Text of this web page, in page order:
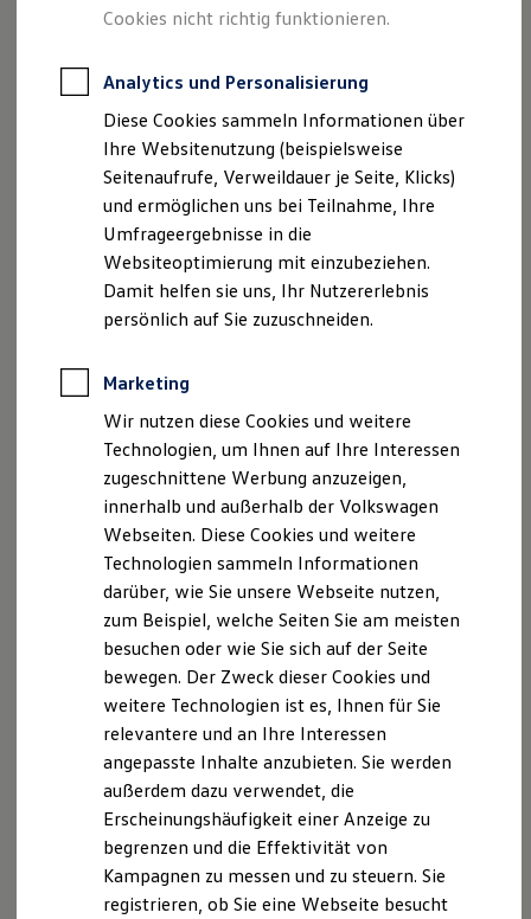
Garantien
Professional Class bei Volkswagen
Behörden
Direktkunden
Sonderfahrzeuge
Anpfiff zum Gewinn
Elektromobilität
Elektroautos
ID. Tutorials
Elektrofahrzeugkonzepte
ID. EVERY1
Reichweite
Rekuperation
Laden unterwegs
Laden Zuhause
Ladestationen finden
Ladezeitensimulator
Batterie
Sicherheit
Nachhaltigkeit
Technologie
Kosten und Kauf
Verbrauchskosten
Kaufoptionen
E-Auto-Förderung
Software und Konnektivität
Die ID. Software 6
ID. Software Versionen und Updates
Digitale Extras
Schnittstellen zu Ihrem ID.
Marke und Erlebnis
Volkswagen R und R Experience
R-Modelle
R Experience
Driving Experience
mit fließender Lichtbewegung die Richtung anzeigt.
Dynamic Light Assist
Der optional erhältlicheDynamic Light Assistkann
verhindern, dass andere Verkehrsteilnehmer von Ihrem
Fernlicht geblendet werden. Das System kann
entgegenkommende und vorausfahrende Fahrzeuge
erkennen und diese aus dem eigenen Fernlichtbereich
ausblenden. Auch eine Blendung durch reflektierende
Verkehrsschildern kann durch den Dynamic Light Assist
verringert werden.
Fernlicht auf Abblendlicht umgeschaltet. Für Sie bedeutet
das: Sie fahren länger und öfter mit Fernlicht. Straßen sind
früher erkannt werden.
Cookies nicht richtig funktionieren.
Analytics und Personalisierung
Diese Cookies sammeln Informationen über
Ihre Websitenutzung (beispielsweise
Seitenaufrufe, Verweildauer je Seite, Klicks)
und ermöglichen uns bei Teilnahme, Ihre
Umfrageergebnisse in die
Websiteoptimierung mit einzubeziehen.
Damit helfen sie uns, Ihr Nutzererlebnis
persönlich auf Sie zuzuschneiden.
Marketing
Wir nutzen diese Cookies und weitere
Technologien, um Ihnen auf Ihre Interessen
zugeschnittene Werbung anzuzeigen,
innerhalb und außerhalb der Volkswagen
Webseiten. Diese Cookies und weitere
Technologien sammeln Informationen
darüber, wie Sie unsere Webseite nutzen,
zum Beispiel, welche Seiten Sie am meisten
besuchen oder wie Sie sich auf der Seite
bewegen. Der Zweck dieser Cookies und
weitere Technologien ist es, Ihnen für Sie
relevantere und an Ihre Interessen
angepasste Inhalte anzubieten. Sie werden
außerdem dazu verwendet, die
Erscheinungshäufigkeit einer Anzeige zu
begrenzen und die Effektivität von
Kampagnen zu messen und zu steuern. Sie
registrieren, ob Sie eine Webseite besucht